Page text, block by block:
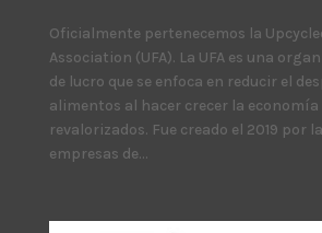
Oficialmente pertenecemos la
Association (UFA). La UFA es una
de lucro que se enfoca en reducir el
alimentos al hacer crecer la
revalorizados. Fue creado el 2019 por
empresas de...